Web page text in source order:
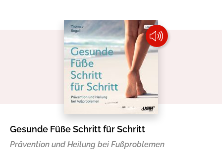
Man sieht sich
Zum Titel
Gib dem Monster keine Schokolade
Gesunde Füße Schritt für Schritt
Prävention und Heilung bei Fußproblemen